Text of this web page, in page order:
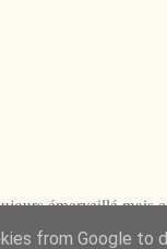
émerveillé mais
from Google to